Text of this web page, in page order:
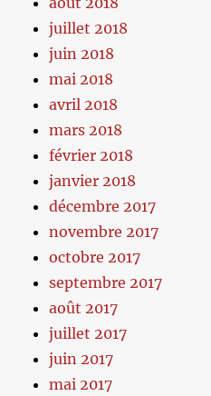
juillet 2018
juin 2018
mai 2018
avril 2018
mars 2018
février 2018
janvier 2018
décembre 2017
novembre 2017
octobre 2017
septembre 2017
août 2017
juillet 2017
juin 2017
mai 2017